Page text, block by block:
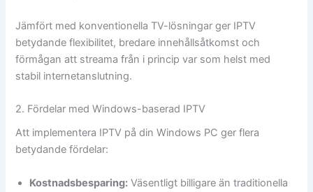
Jämfört med konventionella TV-lösningar ger IPTV
betydande flexibilitet, bredare innehållsåtkomst och
förmågan att streama från i princip var som helst med
stabil internetanslutning.
2. Fördelar med Windows-baserad IPTV
Att implementera IPTV på din Windows PC ger flera
betydande fördelar:
Kostnadsbesparing: Väsentligt billigare än traditionella